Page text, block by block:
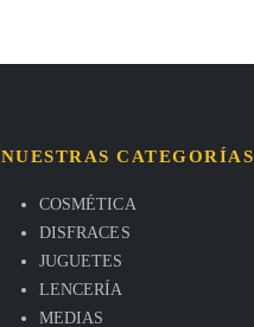
NUESTRAS CATEGORÍAS
COSMÉTICA
DISFRACES
JUGUETES
LENCERÍA
MEDIAS